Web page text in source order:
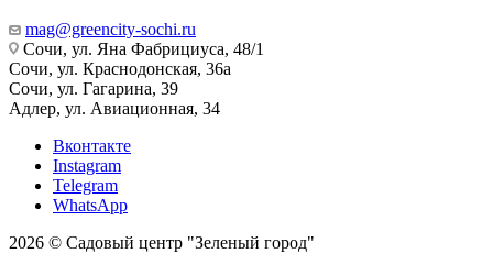
mag@greencity-sochi.ru
Сочи, ул. Яна Фабрициуса, 48/1
Сочи, ул. Краснодонская, 36а
Сочи, ул. Гагарина, 39
Адлер, ул. Авиационная, 34
Вконтакте
Instagram
Telegram
WhatsApp
2026 © Садовый центр "Зеленый город"